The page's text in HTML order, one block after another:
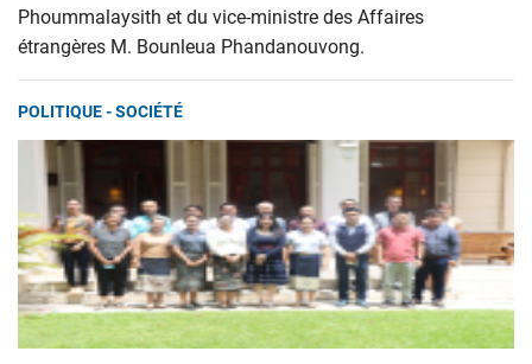
Phoummalaysith et du vice-ministre des Affaires
étrangères M. Bounleua Phandanouvong.
POLITIQUE - SOCIÉTÉ